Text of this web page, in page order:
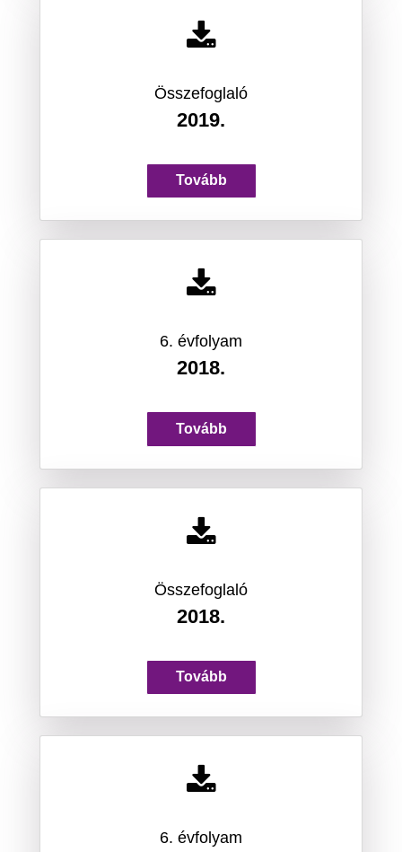
Összefoglaló
2019.
Tovább
6. évfolyam
2018.
Tovább
Összefoglaló
2018.
Tovább
6. évfolyam